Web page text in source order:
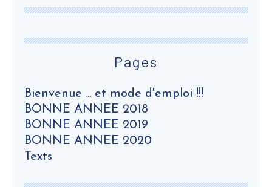
Pages
Bienvenue ... et mode d'emploi !!!
BONNE ANNEE 2018
BONNE ANNEE 2019
BONNE ANNEE 2020
Texts